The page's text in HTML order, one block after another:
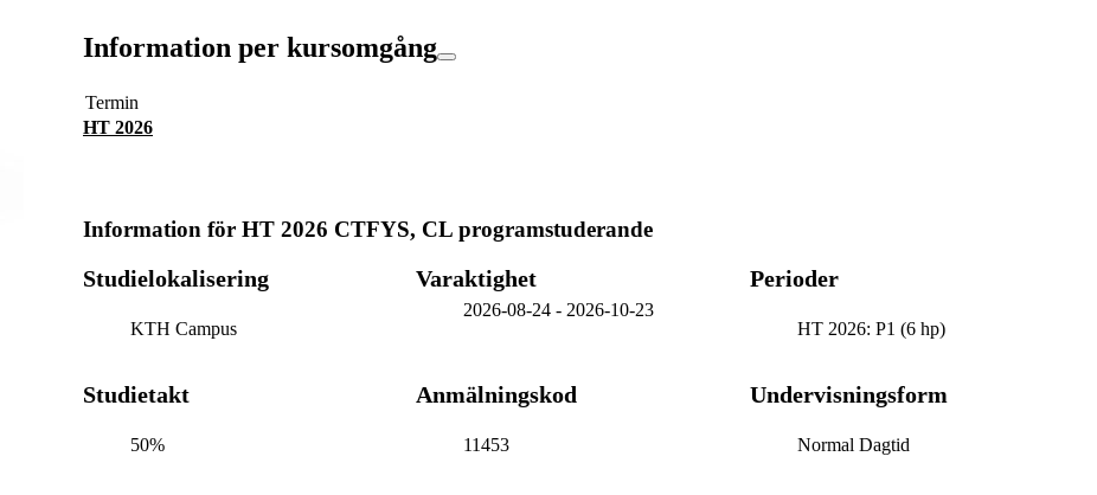
Information per kursomgång
Termin
HT 2026
Information för HT 2026 CTFYS, CL programstuderande
Studielokalisering
KTH Campus
Varaktighet
2026-08-24 - 2026-10-23
Perioder
HT 2026: P1 (6 hp)
Studietakt
50%
Anmälningskod
11453
Undervisningsform
Normal Dagtid